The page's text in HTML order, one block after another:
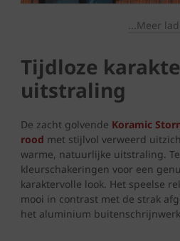
...Meer
Tijdloze
uitstraling
De zacht golvende Koramic
rood met stijlvol verweerd
warme, natuurlijke uitstraling.
kleurschakeringen voor een
karaktervolle look. Het speelse
mooi in contrast met de strak
het aluminium